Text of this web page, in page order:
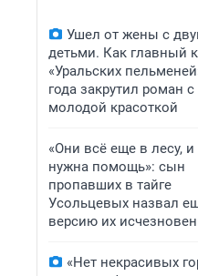
Ушел от жены с
детьми. Как главный
«Уральских
года закрутил роман с
молодой красоткой
«Они всё еще в лесу,
нужна помощь»: сын
пропавших в тайге
Усольцевых назвал
версию их
«Нет некрасивых